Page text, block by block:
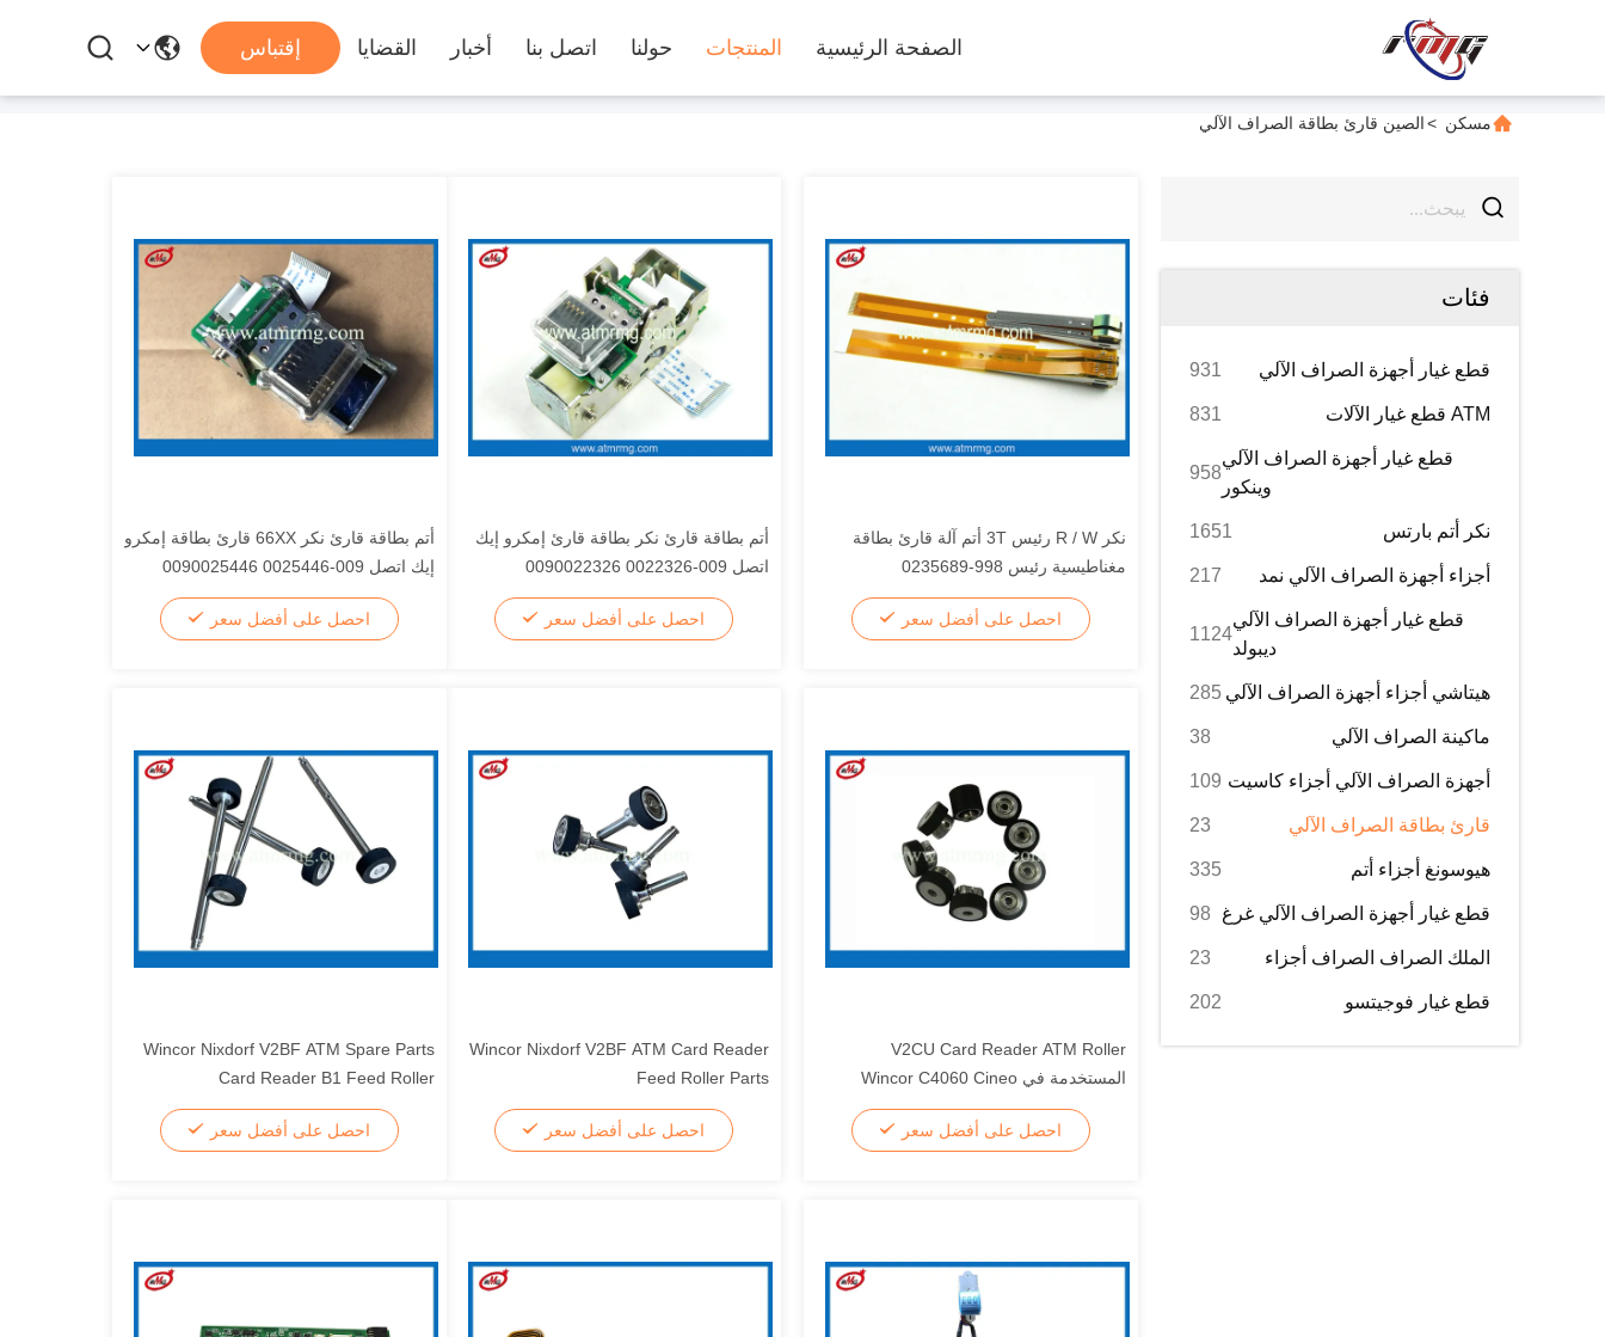
الصفحة الرئيسية المنتجات حولنا اتصل بنا أخبار القضايا إقتباس
مسكن >الصين قارئ بطاقة الصراف الآلي
فئات
قطع غيار أجهزة الصراف الآلي 931
ATM قطع غيار الآلات 831
قطع غيار أجهزة الصراف الآلي
وينكور
958
نكر أتم بارتس 1651
أجزاء أجهزة الصراف الآلي نمد 217
قطع غيار أجهزة الصراف الآلي
ديبولد
1124
هيتاشي أجزاء أجهزة الصراف الآلي 285
ماكينة الصراف الآلي 38
أجهزة الصراف الآلي أجزاء كاسيت 109
قارئ بطاقة الصراف الآلي 23
هيوسونغ أجزاء أتم 335
قطع غيار أجهزة الصراف الآلي غرغ 98
الملك الصراف الصراف أجزاء 23
قطع غيار فوجيتسو 202
نكر R / W رئيس 3T أتم آلة قارئ بطاقة
مغناطيسية رئيس 998-0235689
احصل على أفضل سعر
أتم بطاقة قارئ نكر بطاقة قارئ إمكرو إيك
اتصل 009-0022326 0090022326
احصل على أفضل سعر
أتم بطاقة قارئ نكر 66XX قارئ بطاقة إمكرو
إيك اتصل 009-0025446 0090025446
احصل على أفضل سعر
V2CU Card Reader ATM Roller
المستخدمة في Wincor C4060 Cineo
175173205
احصل على أفضل سعر
Wincor Nixdorf V2BF ATM Card Reader
Feed Roller Parts
احصل على أفضل سعر
Wincor Nixdorf V2BF ATM Spare Parts
Card Reader B1 Feed Roller
احصل على أفضل سعر